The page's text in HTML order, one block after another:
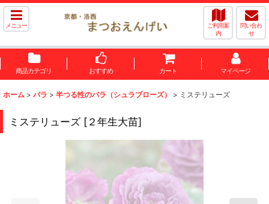
メニュー
ご利用案
内
問い合わ
せ
商品カテゴリ おすすめ カート マイページ
ホーム > バラ > 半つる性のバラ（シュラブローズ） > ミステリューズ
ミステリューズ [２年生大苗]